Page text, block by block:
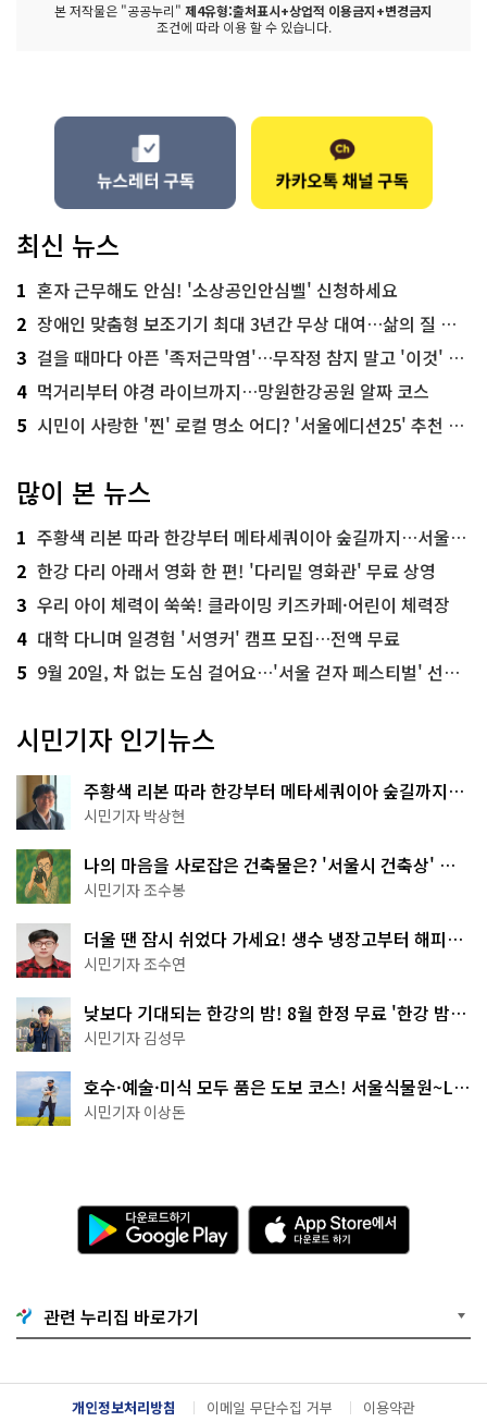
본 저작물은 "공공누리" 제4유형:출처표시+상업적 이용금지+변경금지
조건에 따라 이용 할 수 있습니다.
최신 뉴스
1 혼자 근무해도 안심! '소상공인안심벨' 신청하세요
2 장애인 맞춤형 보조기기 최대 3년간 무상 대여…삶의 질 높인다
3 걸을 때마다 아픈 '족저근막염'…무작정 참지 말고 '이것' 해보세요!
4 먹거리부터 야경 라이브까지…망원한강공원 알짜 코스
5 시민이 사랑한 '찐' 로컬 명소 어디? '서울에디션25' 추천 코스
많이 본 뉴스
1 주황색 리본 따라 한강부터 메타세쿼이아 숲길까지…서울둘레길 15코스
2 한강 다리 아래서 영화 한 편! '다리밑 영화관' 무료 상영
3 우리 아이 체력이 쑥쑥! 클라이밍 키즈카페·어린이 체력장
4 대학 다니며 일경험 '서영커' 캠프 모집…전액 무료
5 9월 20일, 차 없는 도심 걸어요…'서울 걷자 페스티벌' 선착순 5천명
시민기자 인기뉴스
주황색 리본 따라 한강부터 메타세쿼이아 숲길까지…
서울둘레길 15코스
시민기자 박상현
나의 마음을 사로잡은 건축물은? '서울시 건축상' 수
상작 공개!
시민기자 조수봉
더울 땐 잠시 쉬었다 가세요! 생수 냉장고부터 해피소
·무더위쉼터까지
시민기자 조수연
낮보다 기대되는 한강의 밤! 8월 한정 무료 '한강 밤
핑' 예약은?
시민기자 김성무
호수·예술·미식 모두 품은 도보 코스! 서울식물원~LG
아트센터~마곡테라스거리
시민기자 이상돈
다
운
로
기
G
o
g
l
e
A
p
p
e
서
다
운
관련 누리집 바로가기
개인정보처리방침 이메일 무단수집 거부 이용약관